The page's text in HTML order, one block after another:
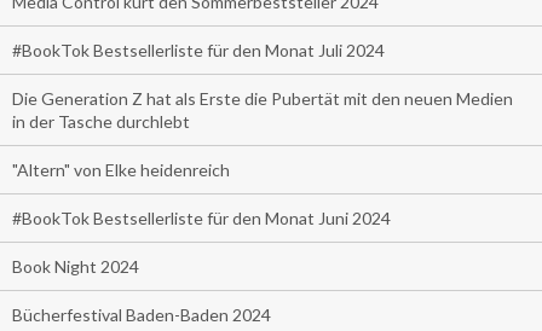
#BookTok Bestsellerliste für den Monat Juli 2024
Die Generation Z hat als Erste die Pubertät mit den neuen Medien
in der Tasche durchlebt
"Altern" von Elke heidenreich
#BookTok Bestsellerliste für den Monat Juni 2024
Book Night 2024
Bücherfestival Baden-Baden 2024